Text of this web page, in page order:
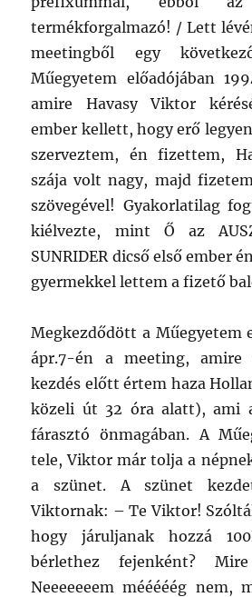
termékforgalmazó! / Lett
meetingből egy
Műegyetem előadójában
amire Havasy Viktor
ember kellett, hogy erő
szerveztem, én fizettem,
szája volt nagy, majd
szövegével! Gyakorlatilag
kiélvezte, mint Ő az
SUNRIDER dicső első ember
gyermekkel lettem a fizető
Megkezdődött a Műegyetem
ápr.7-én a meeting,
kezdés előtt értem haza
közeli út 32 óra alatt), ami
fárasztó önmagában. A
tele, Viktor már tolja a
a szünet. A szünet
Viktornak: – Te Viktor!
hogy járuljanak hozzá
bérlethez fejenként?
Neeeeeeem mééééég nem,